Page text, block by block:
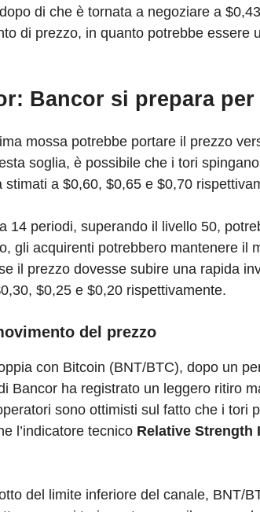
di che è tornata a negoziare a
di prezzo, in quanto potrebbe essere
Bancor si prepara
mossa potrebbe portare il prezzo
soglia, è possibile che i tori
a $0,60, $0,65 e $0,70
14 periodi, superando il livello 50,
gli acquirenti potrebbero mantenere il
il prezzo dovesse subire una rapida
$0,25 e $0,20 rispettivamente.
del prezzo
con Bitcoin (BNT/BTC), dopo un
Bancor ha registrato un leggero ritiro
sono ottimisti sul fatto che i tori
l’indicatore tecnico Relative Strength
del limite inferiore del canale, BNT/